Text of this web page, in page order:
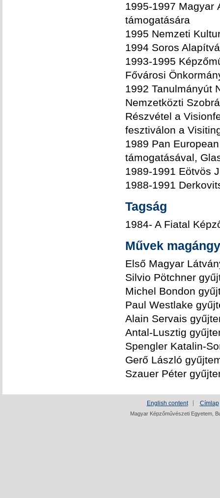
1995-1997 Magyar
támogatására
1995 Nemzeti
1994 Soros
1993-1995
Fővárosi
1992 Tanulmányút
Nemzetközti
Részvétel a
fesztiválon a
1989 Pan
támogatásával,
1989-1991 Eötvös
1988-1991
Tagság
1984- A Fiatal
Művek
Első Magyar
Silvio Pötchner
Michel Bondon
Paul Westlake
Alain Servais
Antal-Lusztig
Spengler Katalin-
Gerő László
Szauer Péter
English content Címlap
Magyar Képzőművészeti Egyetem,